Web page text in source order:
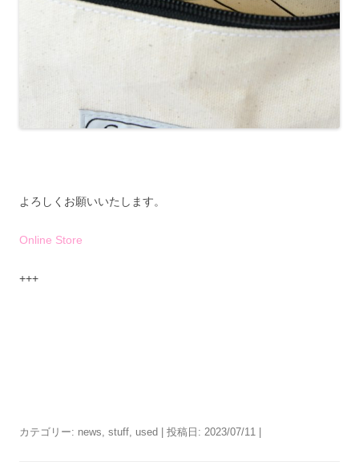
よろしくお願いいたします。
Online Store
+++
カテゴリー: news, stuff, used | 投稿日: 2023/07/11